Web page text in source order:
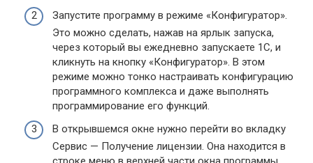
Запустите программу в режиме «Конфигуратор».
Это можно сделать, нажав на ярлык запуска,
через который вы ежедневно запускаете 1С, и
кликнуть на кнопку «Конфигуратор». В этом
режиме можно тонко настраивать конфигурацию
программного комплекса и даже выполнять
программирование его функций.
В открывшемся окне нужно перейти во вкладку
Сервис — Получение лицензии. Она находится в